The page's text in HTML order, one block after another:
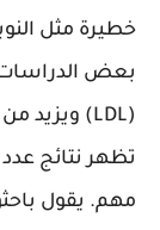
خطيرة مثل
بعض الدراسات
تظهر نتائج
مهم. يقول